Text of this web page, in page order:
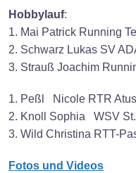
Hobbylauf:
1. Mai Patrick Running
2. Schwarz Lukas SV
3. Strauß Joachim
1. Peßl Nicole RTR
2. Knoll Sophia WSV
3. Wild Christina RTT-
Fotos und Videos